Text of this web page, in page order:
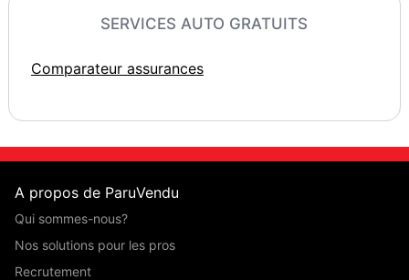
SERVICES AUTO GRATUITS
Comparateur assurances
A propos de ParuVendu
Qui sommes-nous?
Nos solutions pour les pros
Recrutement